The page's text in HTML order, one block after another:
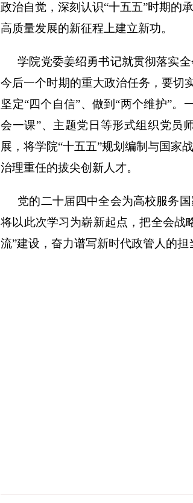
政治自觉，深刻认识“十五五”时期的
高质量发展的新征程上建立新功。
学院党委姜绍勇书记就贯彻落实
今后一个时期的重大政治任务，要切
坚定“四个自信”、做到“两个维护”。
会一课”、主题党日等形式组织党员
展，将学院“十五五”规划编制与国家
治理重任的拔尖创新人才。
党的二十届四中全会为高校服务
将以此次学习为崭新起点，把全会战
流”建设，奋力谱写新时代政管人的担